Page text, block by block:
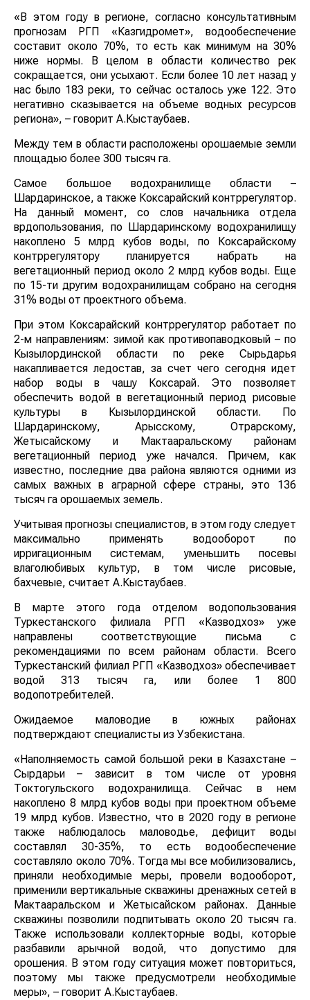
«В этом году в регионе, согласно консультативным
прогнозам РГП «Казгидромет», водообеспечение
составит около 70%, то есть как минимум на 30%
ниже нормы. В целом в области количество рек
сокращается, они усыхают. Если более 10 лет назад у
нас было 183 реки, то сейчас осталось уже 122. Это
негативно сказывается на объеме водных ресурсов
региона», – говорит А.Кыстаубаев.
Между тем в области расположены орошаемые земли
площадью более 300 тысяч га.
Самое большое водохранилище области –
Шардаринское, а также Коксарайский контррегулятор.
На данный момент, со слов начальника отдела
врдопользования, по Шардаринскому водохранилищу
накоплено 5 млрд кубов воды, по Коксарайскому
контррегулятору планируется набрать на
вегетационный период около 2 млрд кубов воды. Еще
по 15-ти другим водохранилищам собрано на сегодня
31% воды от проектного объема.
При этом Коксарайский контррегулятор работает по
2-м направлениям: зимой как противопаводковый – по
Кызылординской области по реке Сырьдарья
накапливается ледостав, за счет чего сегодня идет
набор воды в чашу Коксарай. Это позволяет
обеспечить водой в вегетационный период рисовые
культуры в Кызылординской области. По
Шардаринскому, Арысскому, Отрарскому,
Жетысайскому и Мактааральскому районам
вегетационный период уже начался. Причем, как
известно, последние два района являются одними из
самых важных в аграрной сфере страны, это 136
тысяч га орошаемых земель.
Учитывая прогнозы специалистов, в этом году следует
максимально применять водооборот по
ирригационным системам, уменьшить посевы
влаголюбивых культур, в том числе рисовые,
бахчевые, считает А.Кыстаубаев.
В марте этого года отделом водопользования
Туркестанского филиала РГП «Казводхоз» уже
направлены соответствующие письма с
рекомендациями по всем районам области. Всего
Туркестанский филиал РГП «Казводхоз» обеспечивает
водой 313 тысяч га, или более 1 800
водопотребителей.
Ожидаемое маловодие в южных районах
подтверждают специалисты из Узбекистана.
«Наполняемость самой большой реки в Казахстане –
Сырдарьи – зависит в том числе от уровня
Токтогульского водохранилища. Сейчас в нем
накоплено 8 млрд кубов воды при проектном объеме
19 млрд кубов. Известно, что в 2020 году в регионе
также наблюдалось маловодье, дефицит воды
составлял 30-35%, то есть водообеспечение
составляло около 70%. Тогда мы все мобилизовались,
приняли необходимые меры, провели водооборот,
применили вертикальные скважины дренажных сетей в
Мактааральском и Жетысайском районах. Данные
скважины позволили подпитывать около 20 тысяч га.
Также использовали коллекторные воды, которые
разбавили арычной водой, что допустимо для
орошения. В этом году ситуация может повториться,
поэтому мы также предусмотрели необходимые
меры», – говорит А.Кыстаубаев.